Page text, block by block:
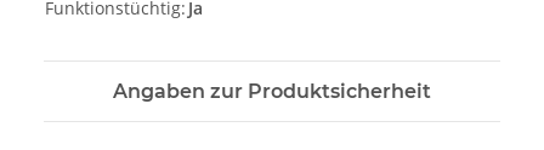
Funktionstüchtig: Ja
Angaben zur Produktsicherheit